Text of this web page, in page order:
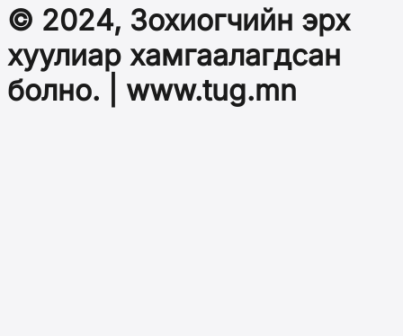
© 2024, Зохиогчийн эрх
хуулиар хамгаалагдсан
болно. | www.tug.mn